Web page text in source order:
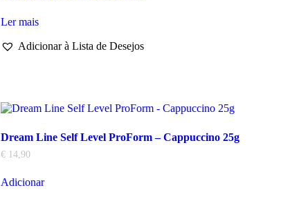
Ler mais
Adicionar à Lista de Desejos
Dream Line Self Level ProForm – Cappuccino 25g
€14,90
Adicionar